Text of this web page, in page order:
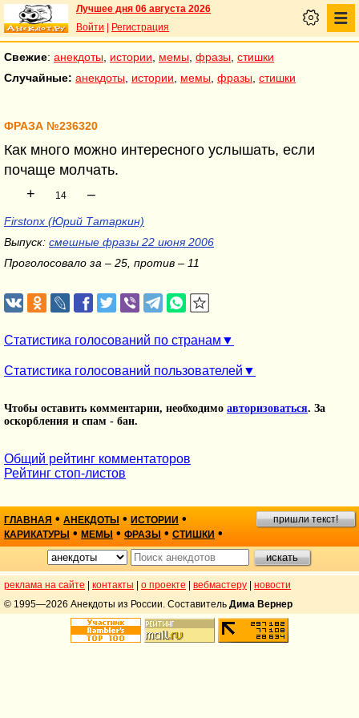
Лучшее дня 06 августа 2026
Войти
Регистрация
Свежие: анекдоты истории мемы фразы стишки
Случайные: анекдоты истории мемы фразы стишки
ФРАЗА №236320
Как много можно интересного услышать, если
почаще молчать.
+
14 –
Firstonx (Юрий Татаркин)
Выпуск: смешные фразы 22 июня 2006
Проголосовало за – 25, против – 11
Статистика голосований по странам
Статистика голосований пользователей
Чтобы оставить комментарии, необходимо авторизоваться. За
оскорбления и спам - бан.
Общий рейтинг комментаторов
Рейтинг стоп-листов
ГЛАВНАЯ • АНЕКДОТЫ • ИСТОРИИ •
КАРИКАТУРЫ • МЕМЫ • ФРАЗЫ • СТИШКИ •
пришли текст!
реклама на сайте контакты о проекте вебмастеру
новости
© 1995—2026 Анекдоты из России. Составитель Дима Вернер